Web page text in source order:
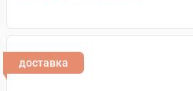
доставка